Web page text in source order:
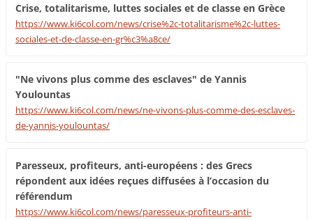
Crise, totalitarisme, luttes sociales et de classe en Grèce
https://www.ki6col.com/news/crise%2c-totalitarisme%2c-luttes-
sociales-et-de-classe-en-gr%c3%a8ce/
"Ne vivons plus comme des esclaves" de Yannis
Youlountas
https://www.ki6col.com/news/ne-vivons-plus-comme-des-esclaves-
de-yannis-youlountas/
Paresseux, profiteurs, anti-européens : des Grecs
répondent aux idées reçues diffusées à l’occasion du
référendum
https://www.ki6col.com/news/paresseux-profiteurs-anti-